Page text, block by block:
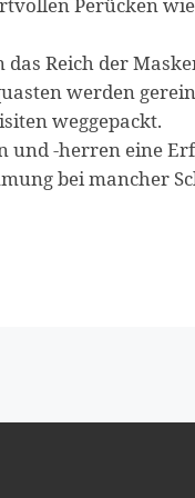
Reich der
werden
weggepackt.
und -herren eine
bei mancher